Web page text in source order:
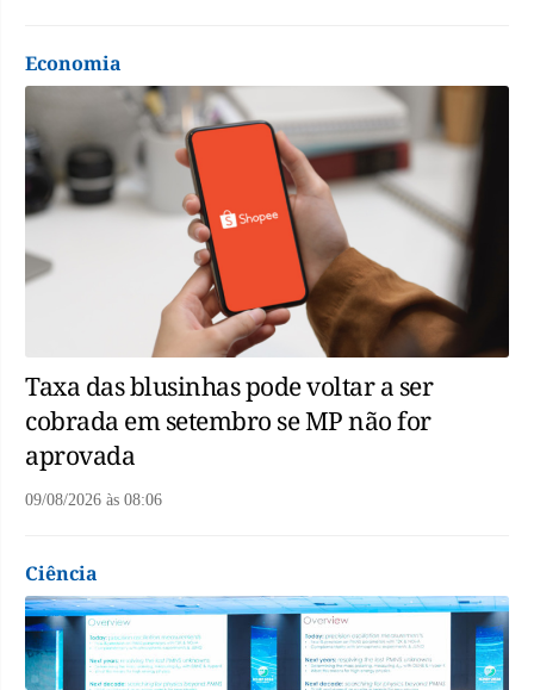
Economia
Taxa das blusinhas pode voltar a ser
cobrada em setembro se MP não for
aprovada
09/08/2026 às 08:06
Ciência